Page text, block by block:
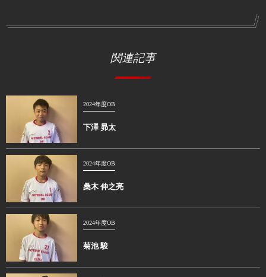
関連記事
2024年度OB
下澤 昴太
2024年度OB
桑木 伸之亮
2024年度OB
菊池 駿